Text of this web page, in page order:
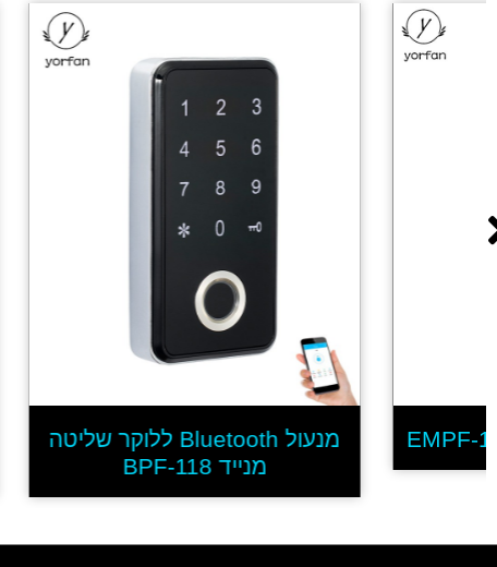
מנעול Bluetooth ללוקר שליטה